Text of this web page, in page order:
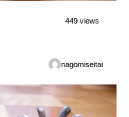
449 views
nagomiseitai